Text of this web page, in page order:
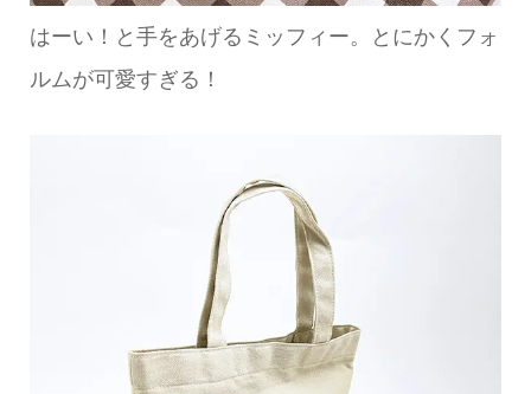
はーい！と手をあげるミッフィー。とにかくフォ
ルムが可愛すぎる！